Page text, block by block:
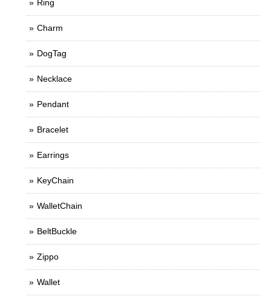
Ring
Charm
DogTag
Necklace
Pendant
Bracelet
Earrings
KeyChain
WalletChain
BeltBuckle
Zippo
Wallet